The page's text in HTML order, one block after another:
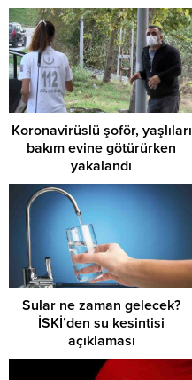
Koronavirüslü şoför, yaşlıları
bakım evine götürürken
yakalandı
Sular ne zaman gelecek?
İSKİ’den su kesintisi
açıklaması